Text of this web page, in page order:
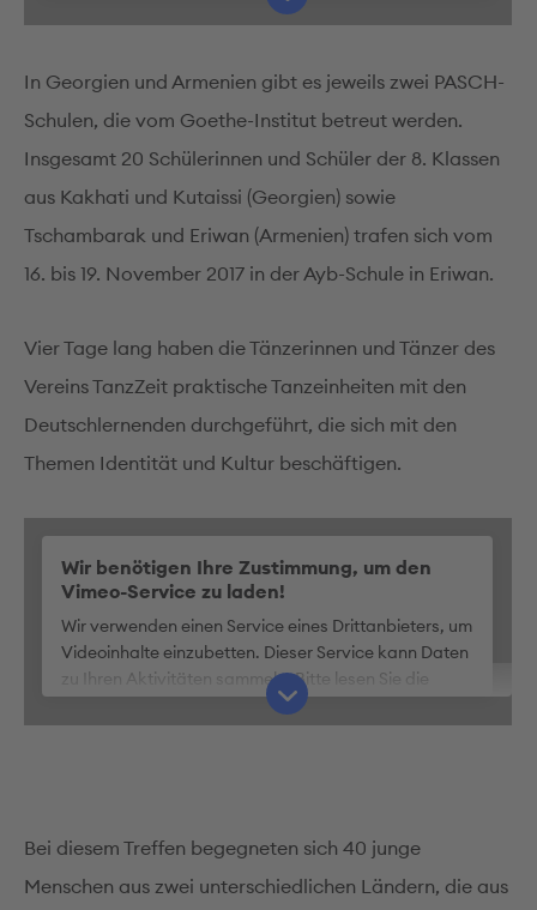
Mehr Informationen
Akzeptieren
In Georgien und Armenien gibt es jeweils zwei PASCH-
Schulen, die vom Goethe-Institut betreut werden.
Insgesamt 20 Schülerinnen und Schüler der 8. Klassen
aus Kakhati und Kutaissi (Georgien) sowie
Tschambarak und Eriwan (Armenien) trafen sich vom
16. bis 19. November 2017 in der Ayb-Schule in Eriwan.
Vier Tage lang haben die Tänzerinnen und Tänzer des
Vereins TanzZeit praktische Tanzeinheiten mit den
Deutschlernenden durchgeführt, die sich mit den
Themen Identität und Kultur beschäftigen.
Wir benötigen Ihre Zustimmung, um den
Vimeo-Service zu laden!
Wir verwenden einen Service eines Drittanbieters, um
Videoinhalte einzubetten. Dieser Service kann Daten
zu Ihren Aktivitäten sammeln. Bitte lesen Sie die
Details durch und stimmen Sie der Nutzung des
Service zu, um dieses Video anzusehen.
Akzeptieren
Bei diesem Treffen begegneten sich 40 junge
Menschen aus zwei unterschiedlichen Ländern, die aus